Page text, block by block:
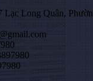
Lạc Long Quân,